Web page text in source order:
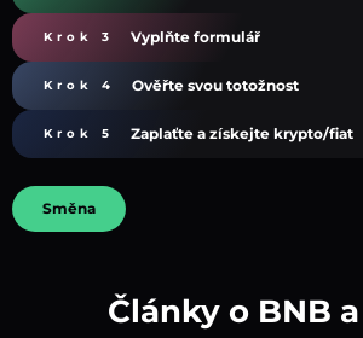
Krok 3 Vyplňte formulář
Krok 4 Ověřte svou totožnost
Krok 5 Zaplaťte a získejte krypto/fiat
Směna
Články o BNB a